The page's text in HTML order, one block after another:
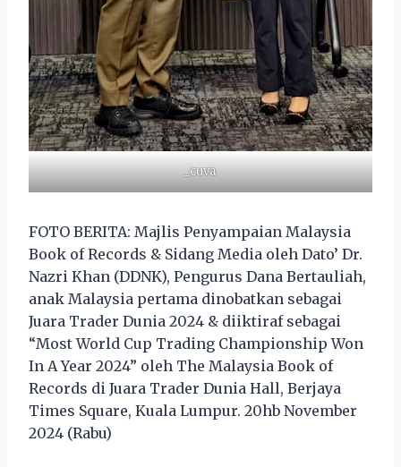
_cuva
FOTO BERITA: Majlis Penyampaian Malaysia
Book of Records & Sidang Media oleh Dato’ Dr.
Nazri Khan (DDNK), Pengurus Dana Bertauliah,
anak Malaysia pertama dinobatkan sebagai
Juara Trader Dunia 2024 & diiktiraf sebagai
“Most World Cup Trading Championship Won
In A Year 2024” oleh The Malaysia Book of
Records di Juara Trader Dunia Hall, Berjaya
Times Square, Kuala Lumpur. 20hb November
2024 (Rabu)